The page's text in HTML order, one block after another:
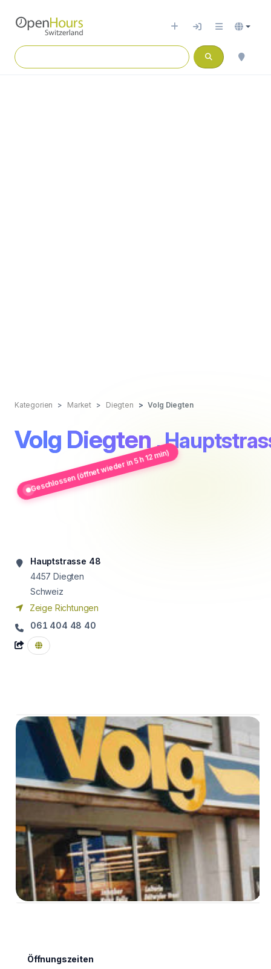
Kategorien Market Diegten Volg Diegten
Volg Diegten,
Geschlossen (öffnet wieder in 5 h 12 min)
Hauptstrasse 48
4457 Diegten
Schweiz
Zeige Richtungen
061 404 48 40
Öffnungszeiten